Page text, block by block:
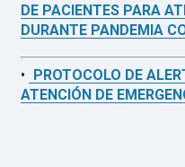
DE PACIENTES PARA
DURANTE PANDEMIA
• PROTOCOLO DE
ATENCIÓN DE